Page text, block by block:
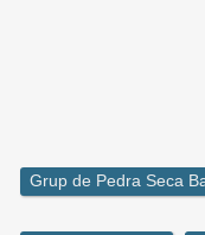
Grup de Pedra Seca